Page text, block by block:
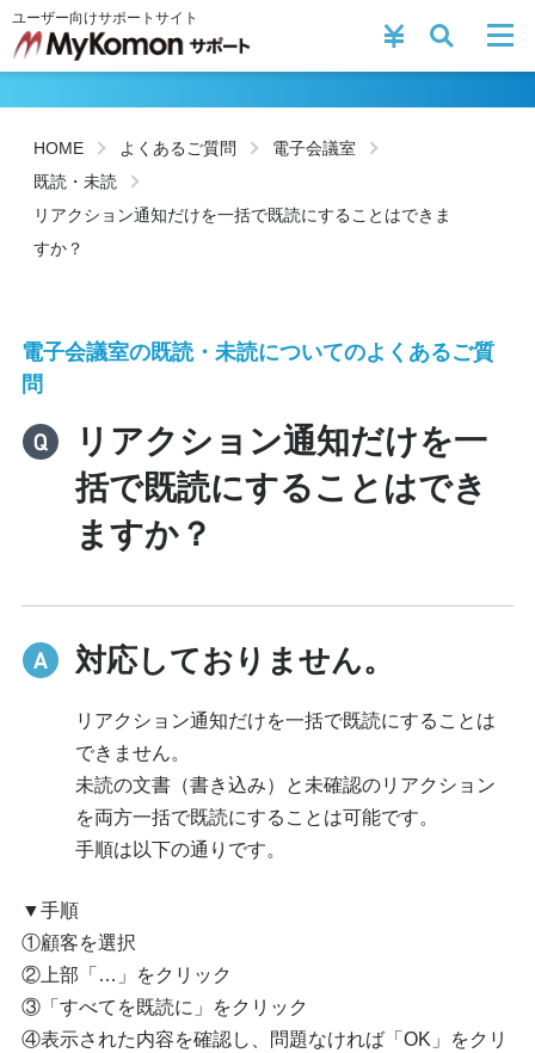
ユーザー向けサポートサイト
HOME よくあるご質問
電子会議室
既読・未読
リアクション通知だけを一括で既読にすることはできま
すか？
電子会議室の既読・未読についてのよくあるご質
問
リアクション通知だけを一
括で既読にすることはでき
ますか？
対応しておりません。
リアクション通知だけを一括で既読にすることは
できません。
未読の文書（書き込み）と未確認のリアクション
を両方一括で既読にすることは可能です。
手順は以下の通りです。
▼手順
①顧客を選択
②上部「…」をクリック
③「すべてを既読に」をクリック
④表示された内容を確認し、問題なければ「OK」をクリ